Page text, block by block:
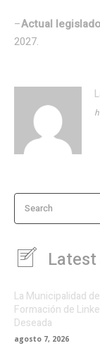
–Actual
2027.
Search
La Municipalidad
Formación de
Deseada
agosto 7, 2026